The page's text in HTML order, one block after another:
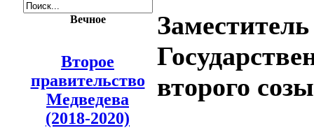
Вечное
Второе
правительство
Медведева
(2018-2020)
второго